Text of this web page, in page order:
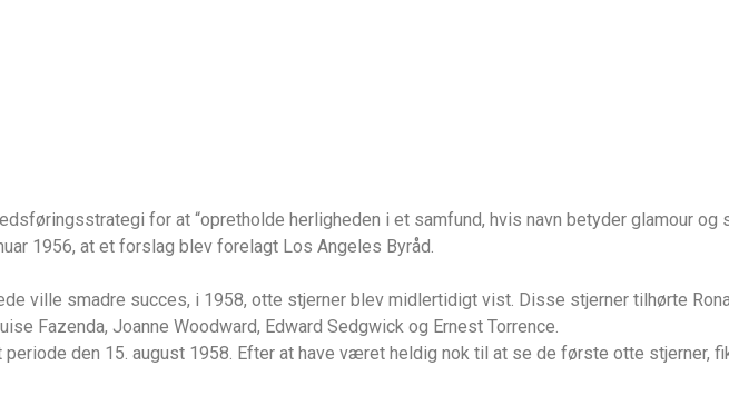
for at “opretholde herligheden i et samfund, hvis navn betyder glamour og
1956, at et forslag blev forelagt Los Angeles Byråd.
ville smadre succes, i 1958, otte stjerner blev midlertidigt vist. Disse stjerner tilhørte
Fazenda, Joanne Woodward, Edward Sedgwick og Ernest Torrence.
den 15. august 1958. Efter at have været heldig nok til at se de første otte stjerner,